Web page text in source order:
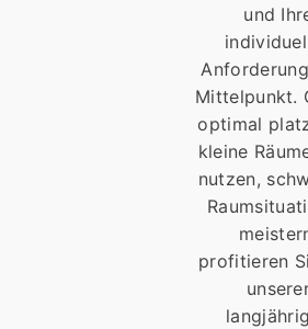
und
Mittelpunkt.
optimal
kleine
nutzen,
profitieren